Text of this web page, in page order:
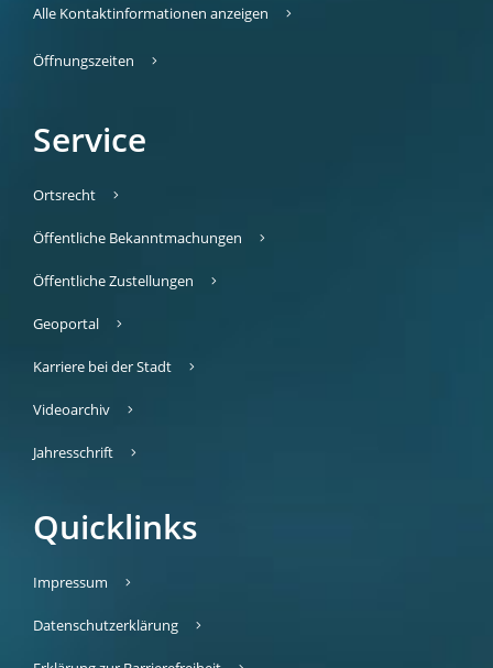
Alle Kontaktinformationen anzeigen
Öffnungszeiten
Service
Ortsrecht
Öffentliche Bekanntmachungen
Öffentliche Zustellungen
Geoportal
Karriere bei der Stadt
Videoarchiv
Jahresschrift
Quicklinks
Impressum
Datenschutzerklärung